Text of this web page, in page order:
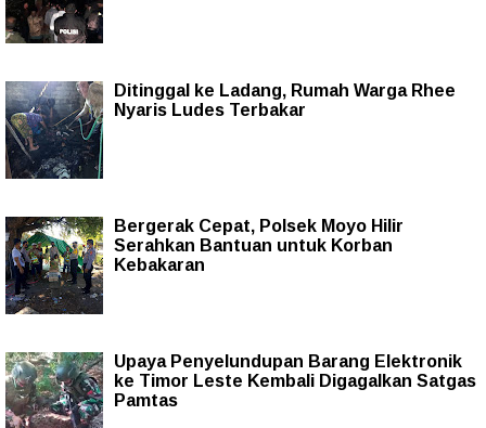
Ditinggal ke Ladang, Rumah Warga Rhee
Nyaris Ludes Terbakar
Bergerak Cepat, Polsek Moyo Hilir
Serahkan Bantuan untuk Korban
Kebakaran
Upaya Penyelundupan Barang Elektronik
ke Timor Leste Kembali Digagalkan Satgas
Pamtas